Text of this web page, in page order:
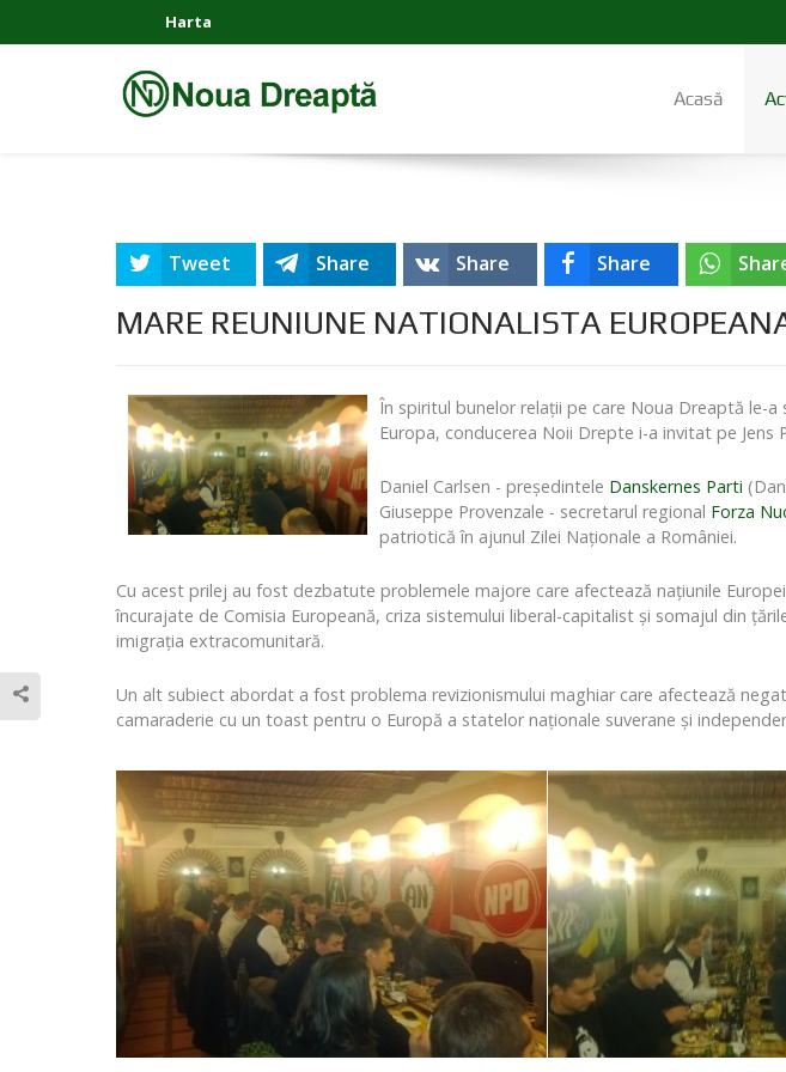
Harta
Acasă
Tweet Share Share Share
MARE REUNIUNE NATIONALISTA
În spiritul bunelor relaţii pe care Noua Dreaptă le-
Europa, conducerea Noii Drepte i-a invitat pe Jens
Daniel Carlsen - preşedintele Danskernes Parti
Giuseppe Provenzale - secretarul regional Forza
patriotică în ajunul Zilei Naţionale a României.
Cu acest prilej au fost dezbatute problemele majore care afectează naţiunile
încurajate de Comisia Europeană, criza sistemului liberal-capitalist şi somajul din
imigraţia extracomunitară.
Un alt subiect abordat a fost problema revizionismului maghiar care afectează
camaraderie cu un toast pentru o Europă a statelor naţionale suverane şi